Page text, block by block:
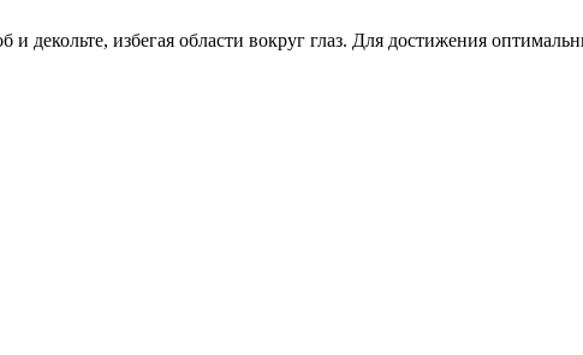
избегая области вокруг глаз. Для достижения